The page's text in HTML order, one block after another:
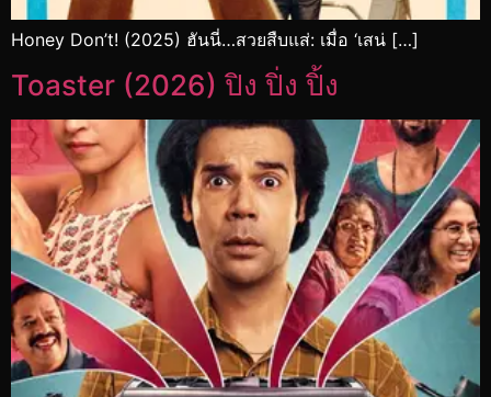
Honey Don’t! (2025) ฮันนี่…สวยสืบแส่: เมื่อ ‘เสน่ […]
Toaster (2026) ปิง ปิ่ง ปิ้ง